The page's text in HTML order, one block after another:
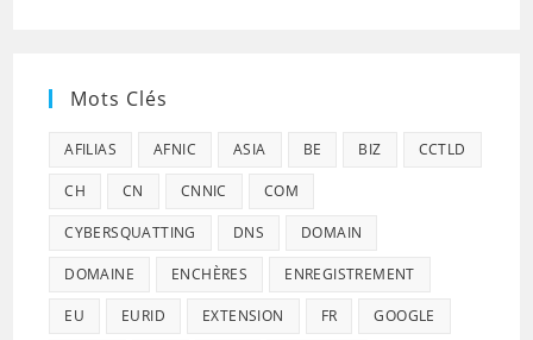
Mots Clés
AFILIAS AFNIC ASIA BE BIZ CCTLD
CH CN CNNIC COM
CYBERSQUATTING DNS DOMAIN
DOMAINE ENCHÈRES ENREGISTREMENT
EU EURID EXTENSION FR GOOGLE